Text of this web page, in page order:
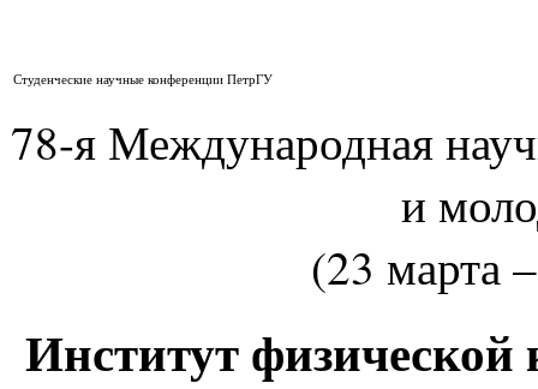
Студенческие научные конференции ПетрГУ
78-я Международная
и
(23 марта
Институт физической